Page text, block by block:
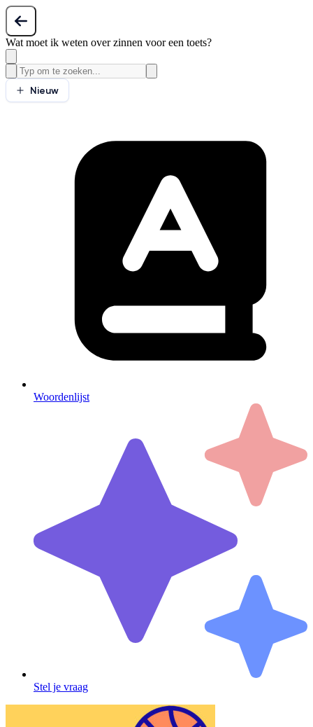
Wat moet ik weten over zinnen voor een toets?
Nieuw
Woordenlijst
Stel je vraag